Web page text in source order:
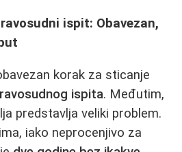
ispit: Obavezan,
korak za sticanje
ispita. Međutim,
predstavlja veliki problem.
iako neprocenjivo za